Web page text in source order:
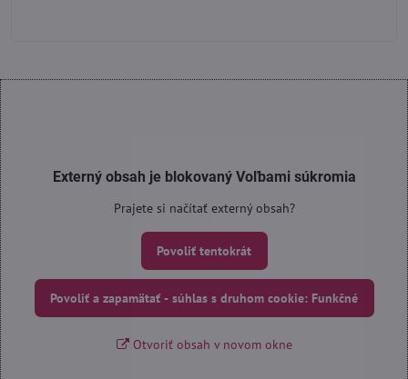
Externý obsah je blokovaný Voľbami súkromia
Prajete si načítať externý obsah?
Povoliť tentokrát
Povoliť a zapamätať - súhlas s druhom cookie: Funkčné
Otvoriť obsah v novom okne